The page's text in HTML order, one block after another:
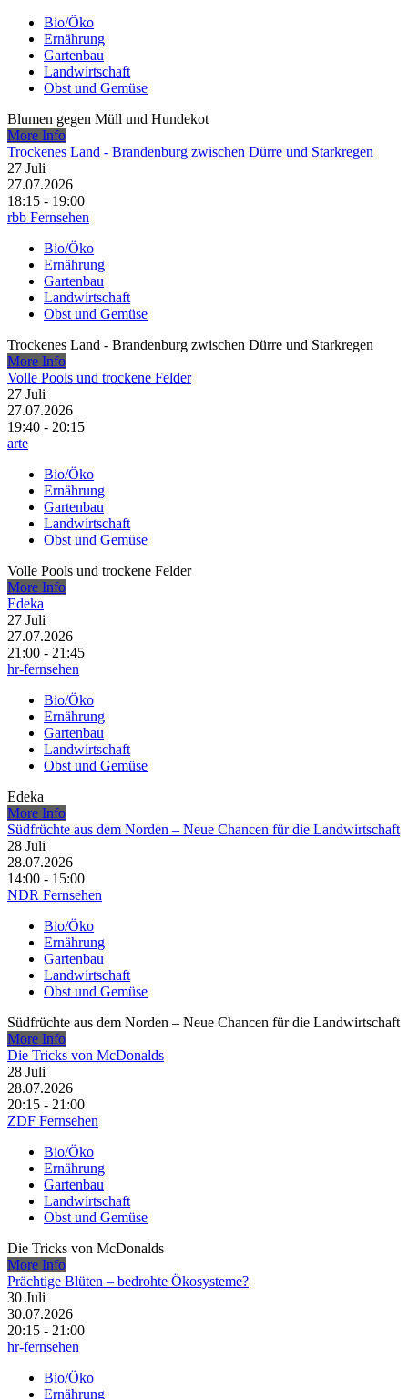
Bio/Öko
Ernährung
Gartenbau
Landwirtschaft
Obst und Gemüse
Blumen gegen Müll und Hundekot
More Info
Trockenes Land - Brandenburg zwischen Dürre und Starkregen
27 Juli
27.07.2026
18:15 - 19:00
rbb Fernsehen
Bio/Öko
Ernährung
Gartenbau
Landwirtschaft
Obst und Gemüse
Trockenes Land - Brandenburg zwischen Dürre und Starkregen
More Info
Volle Pools und trockene Felder
27 Juli
27.07.2026
19:40 - 20:15
arte
Bio/Öko
Ernährung
Gartenbau
Landwirtschaft
Obst und Gemüse
Volle Pools und trockene Felder
More Info
Edeka
27 Juli
27.07.2026
21:00 - 21:45
hr-fernsehen
Bio/Öko
Ernährung
Gartenbau
Landwirtschaft
Obst und Gemüse
Edeka
More Info
Südfrüchte aus dem Norden – Neue Chancen für die Landwirtschaft
28 Juli
28.07.2026
14:00 - 15:00
NDR Fernsehen
Bio/Öko
Ernährung
Gartenbau
Landwirtschaft
Obst und Gemüse
Südfrüchte aus dem Norden – Neue Chancen für die Landwirtschaft
More Info
Die Tricks von McDonalds
28 Juli
28.07.2026
20:15 - 21:00
ZDF Fernsehen
Bio/Öko
Ernährung
Gartenbau
Landwirtschaft
Obst und Gemüse
Die Tricks von McDonalds
More Info
Prächtige Blüten – bedrohte Ökosysteme?
30 Juli
30.07.2026
20:15 - 21:00
hr-fernsehen
Bio/Öko
Ernährung